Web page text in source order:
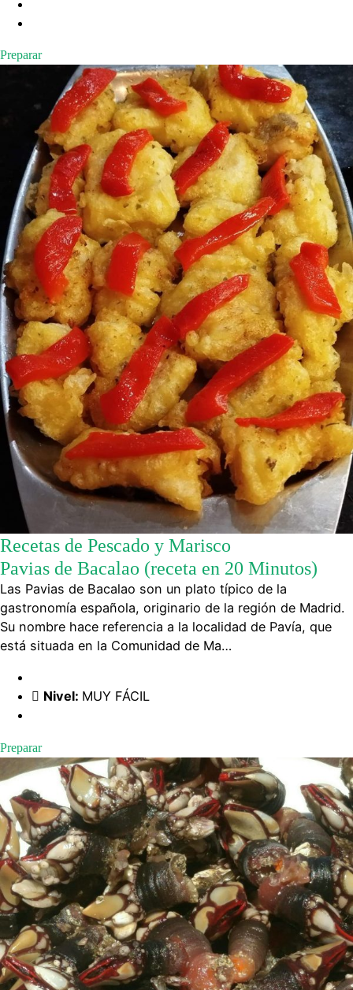
Preparar
Recetas de Pescado y Marisco
Pavias de Bacalao (receta en 20 Minutos)
Las Pavias de Bacalao son un plato típico de la
gastronomía española, originario de la región de Madrid.
Su nombre hace referencia a la localidad de Pavía, que
está situada en la Comunidad de Ma…
Nivel: MUY FÁCIL
Preparar